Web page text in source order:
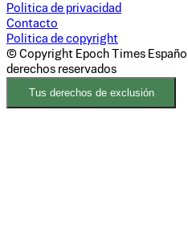
Politica de privacidad
Contacto
Politica de copyright
© Copyright Epoch Times Español
derechos reservados
Tus derechos de exclusión